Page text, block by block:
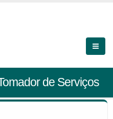
de Serviços